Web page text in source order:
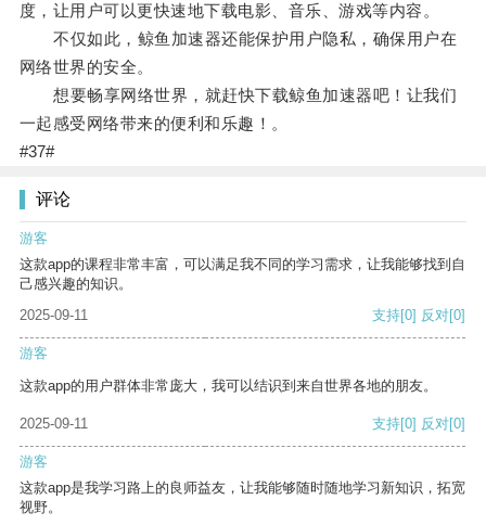
度，让用户可以更快速地下载电影、音乐、游戏等内容。
不仅如此，鲸鱼加速器还能保护用户隐私，确保用户在
网络世界的安全。
想要畅享网络世界，就赶快下载鲸鱼加速器吧！让我们
一起感受网络带来的便利和乐趣！。
#37#
评论
游客
这款app的课程非常丰富，可以满足我不同的学习需求，让我能够找到自
己感兴趣的知识。
2025-09-11
支持[0] 反对[0]
游客
这款app的用户群体非常庞大，我可以结识到来自世界各地的朋友。
2025-09-11 支持[0] 反对[0]
游客
这款app是我学习路上的良师益友，让我能够随时随地学习新知识，拓宽
视野。